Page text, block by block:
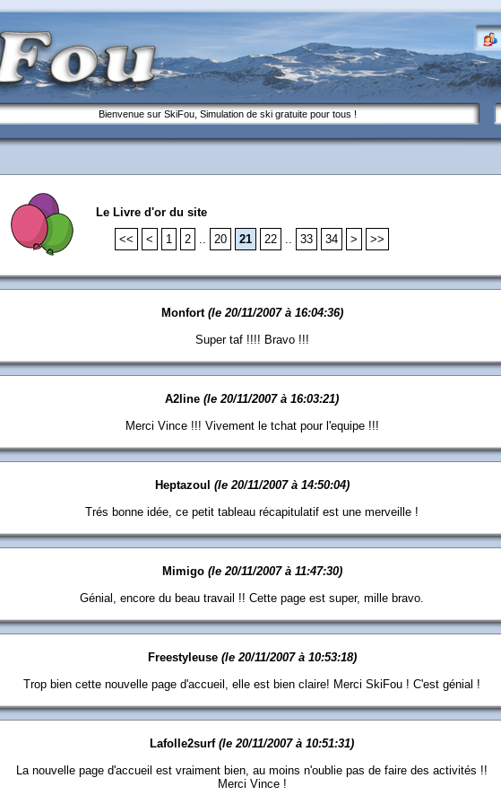
Bienvenue sur SkiFou, Simulation de ski gratuite pour tous !
Le Livre d'or du site
<<
< 1 2 .. 20 21 22 .. 33 34 > >>
Monfort (le 20/11/2007 à 16:04:36)
Super taf !!!! Bravo !!!
A2line (le 20/11/2007 à 16:03:21)
Merci Vince !!! Vivement le tchat pour l'equipe !!!
Heptazoul (le 20/11/2007 à 14:50:04)
Trés bonne idée, ce petit tableau récapitulatif est une merveille !
Mimigo (le 20/11/2007 à 11:47:30)
Génial, encore du beau travail !! Cette page est super, mille bravo.
Freestyleuse (le 20/11/2007 à 10:53:18)
Trop bien cette nouvelle page d'accueil, elle est bien claire! Merci SkiFou ! C'est génial !
Lafolle2surf (le 20/11/2007 à 10:51:31)
La nouvelle page d'accueil est vraiment bien, au moins n'oublie pas de faire des activités !!
Merci Vince !